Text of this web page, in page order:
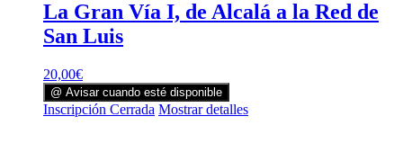
La Gran Vía I, de Alcalá a la Red de
San Luis
20,00€
@ Avisar cuando esté disponible
Inscripción Cerrada Mostrar detalles